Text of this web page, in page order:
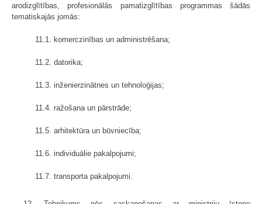
arodizglītības, profesionālās pamatizglītības programmas šādās
tematiskajās jomās:
11.1. komerczinības un administrēšana;
11.2. datorika;
11.3. inženierzinātnes un tehnoloģijas;
11.4. ražošana un pārstrāde;
11.5. arhitektūra un būvniecība;
11.6. individuālie pakalpojumi;
11.7. transporta pakalpojumi.